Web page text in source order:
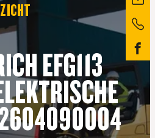
EFG113
2604090004